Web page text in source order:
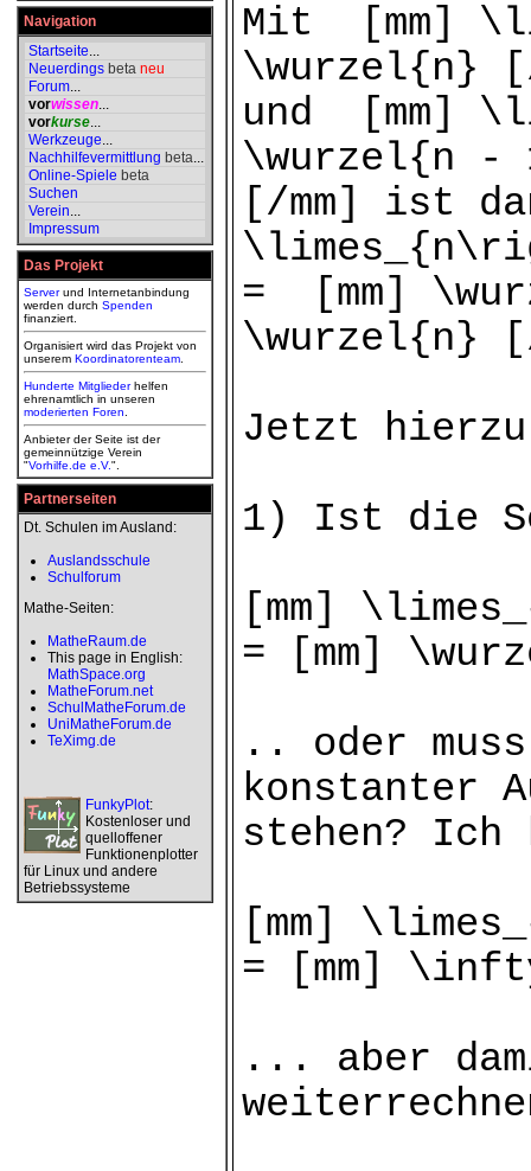
Navigation
Startseite...
Neuerdings beta neu
Forum...
vorwissen...
vorkurse...
Werkzeuge...
Nachhilfevermittlung beta...
Online-Spiele beta
Suchen
Verein...
Impressum
Das Projekt
Serverund Internetanbindung
werden durch Spenden
finanziert.
Organisiert wird das Projekt von
unserem Koordinatorenteam
Hunderte Mitgliederhelfen
ehrenamtlich in unseren
moderierten Foren
Anbieter der Seite ist der
gemeinnützige Verein
"Vorhilfe.de e.V.".
Partnerseiten
Dt. Schulen im Ausland:
Auslandsschule
Schulforum
Mathe-Seiten:
MatheRaum.de
This page in English:
MathSpace.org
MatheForum.net
SchulMatheForum.de
UniMatheForum.de
TeXimg.de
FunkyPlot:
Kostenloser und
quelloffener
Funktionenplotter
für Linux und andere
Betriebssysteme
Mit [mm]
\wurzel{n}
und [mm]
\wurzel{n -
[/mm] ist
= [mm]
\wurzel{n}
Jetzt hierzu
1) Ist die
[mm]
= [mm]
.. oder
konstanter
stehen? Ich
[mm]
= [mm]
... aber